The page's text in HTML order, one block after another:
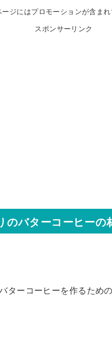
ジにはプロモーションが含まれ
スポンサーリンク
のバターコーヒーの
ターコーヒーを作るため